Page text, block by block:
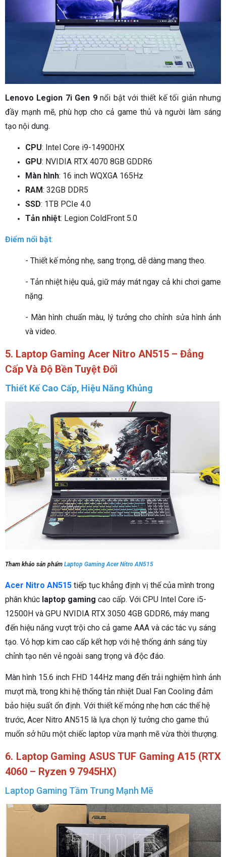
Lenovo Legion 7i Gen 9nổi bật với thiết kế tối giản nhưng
đầy mạnh mẽ, phù hợp cho cả game thủ và người làm sáng
tạo nội dung.
CPU: Intel Core i9-14900HX
GPU: NVIDIA RTX 4070 8GB GDDR6
Màn hình: 16 inch WQXGA 165Hz
RAM: 32GB DDR5
SSD: 1TB PCIe 4.0
Tản nhiệt: Legion ColdFront 5.0
Điểm nổi bật:
- Thiết kế mỏng nhẹ, sang trọng, dễ dàng mang theo.
- Tản nhiệt hiệu quả, giữ máy mát ngay cả khi chơi game
nặng.
- Màn hình chuẩn màu, lý tưởng cho chỉnh sửa hình ảnh
và video.
5. Laptop Gaming Acer Nitro AN515 – Đẳng
Cấp Và Độ Bền Tuyệt Đối
Thiết Kế Cao Cấp, Hiệu Năng Khủng
Tham khảo sản phẩm Laptop Gaming Acer Nitro AN515
Acer Nitro AN515 tiếp tục khẳng định vị thế của mình trong
phân khúc laptop gaming cao cấp. Với CPU Intel Core i5-
12500H và GPU NVIDIA RTX 3050 4GB GDDR6, máy mang
đến hiệu năng vượt trội cho cả game AAA và các tác vụ sáng
tạo. Vỏ hợp kim cao cấp kết hợp với hệ thống ánh sáng tùy
chỉnh tạo nên vẻ ngoài sang trọng và độc đáo.
Màn hình 15.6 inch FHD 144Hz mang đến trải nghiệm hình ảnh
mượt mà, trong khi hệ thống tản nhiệt Dual Fan Cooling đảm
bảo hiệu suất ổn định. Với thiết kế mỏng nhẹ hơn các thế hệ
trước, Acer Nitro AN515 là lựa chọn lý tưởng cho game thủ
muốn sở hữu một chiếc laptop vừa mạnh mẽ vừa thời thượng.
6. Laptop Gaming ASUS TUF Gaming A15 (RTX
4060 – Ryzen 9 7945HX)
Laptop Gaming Tầm Trung Mạnh Mẽ